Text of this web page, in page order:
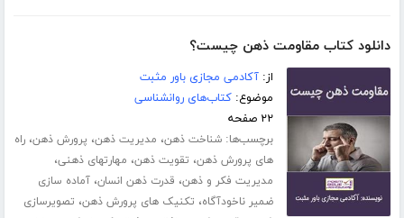
دانلود کتاب مقاومت ذهن چیست؟
از:آکادمی مجازی باور مثبت
موضوع:کتاب‌های روانشناسی
۲۲ صفحه
برچسب‌ها:شناخت ذهن، مدیریت ذهن، پرورش ذهن،راه
های پرورش ذهن، تقویت ذهن، مهارت­های ذهنی،
مدیریت فکر و ذهن، قدرت ذهن انسان،آماده سازی
ضمیر ناخودآگاه، تکنیک های پرورش ذهن، تصویرسازی